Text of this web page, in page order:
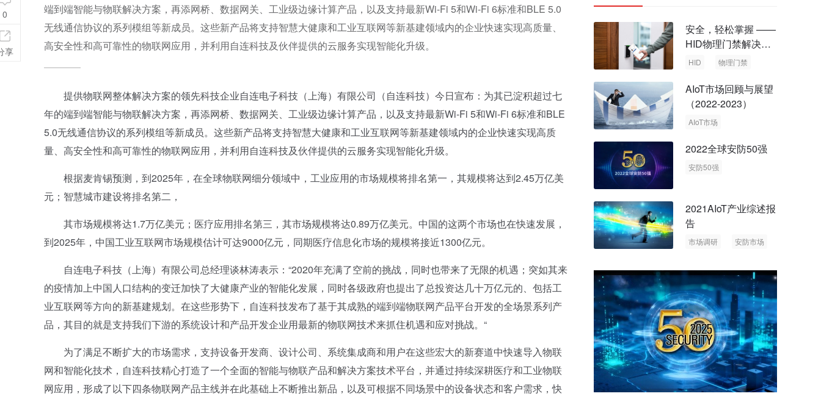
端到端智能与物联解决方案，再添网桥、数据网关、工业级边缘计算产品，以及支持最新Wi-Fi 5和Wi-Fi 6标准和BLE 5.0
无线通信协议的系列模组等新成员。这些新产品将支持智慧大健康和工业互联网等新基建领域内的企业快速实现高质量、
高安全性和高可靠性的物联网应用，并利用自连科技及伙伴提供的云服务实现智能化升级。
提供物联网整体解决方案的领先科技企业自连电子科技（上海）有限公司（自连科技）今日宣布：为其已淀积超过七
年的端到端智能与物联解决方案，再添网桥、数据网关、工业级边缘计算产品，以及支持最新Wi-Fi 5和Wi-Fi 6标准和BLE
5.0无线通信协议的系列模组等新成员。这些新产品将支持智慧大健康和工业互联网等新基建领域内的企业快速实现高质
量、高安全性和高可靠性的物联网应用，并利用自连科技及伙伴提供的云服务实现智能化升级。
根据麦肯锡预测，到2025年，在全球物联网细分领域中，工业应用的市场规模将排名第一，其规模将达到2.45万亿美
元；智慧城市建设将排名第二，
其市场规模将达1.7万亿美元；医疗应用排名第三，其市场规模将达0.89万亿美元。中国的这两个市场也在快速发展，
到2025年，中国工业互联网市场规模估计可达9000亿元，同期医疗信息化市场的规模将接近1300亿元。
自连电子科技（上海）有限公司总经理谈林涛表示：“2020年充满了空前的挑战，同时也带来了无限的机遇；突如其来
的疫情加上中国人口结构的变迁加快了大健康产业的智能化发展，同时各级政府也提出了总投资达几十万亿元的、包括工
业互联网等方向的新基建规划。在这些形势下，自连科技发布了基于其成熟的端到端物联网产品平台开发的全场景系列产
品，其目的就是支持我们下游的系统设计和产品开发企业用最新的物联网技术来抓住机遇和应对挑战。“
为了满足不断扩大的市场需求，支持设备开发商、设计公司、系统集成商和用户在这些宏大的新赛道中快速导入物联
网和智能化技术，自连科技精心打造了一个全面的智能与物联产品和解决方案技术平台，并通过持续深耕医疗和工业物联
网应用，形成了以下四条物联网产品主线并在此基础上不断推出新品，以及可根据不同场景中的设备状态和客户需求，快
0
享
安全，轻松掌握 ——
HID物理门禁解决方
案，启动智慧安全新
HID 物理门禁
AIoT市场回顾与展望
（2022-2023）
AIoT市场
2022全球安防50强
安防50强
2021AIoT产业综述报
告
市场调研
安防市场